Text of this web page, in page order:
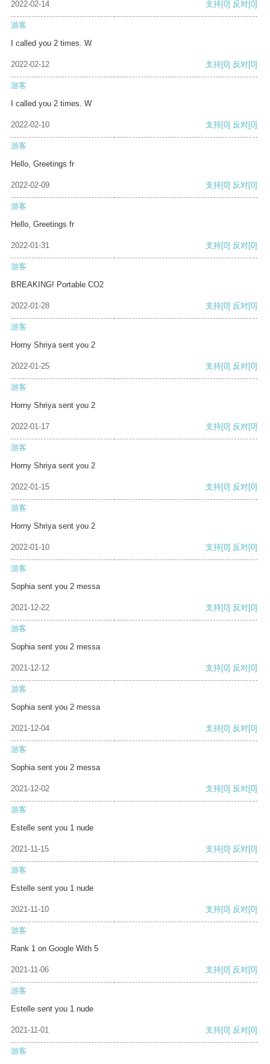
2022-02-14 支持[0] 反对[0]
游客
I called you 2 times. W
2022-02-12 支持[0] 反对[0]
游客
I called you 2 times. W
2022-02-10 支持[0] 反对[0]
游客
Hello, Greetings fr
2022-02-09 支持[0] 反对[0]
游客
Hello, Greetings fr
2022-01-31 支持[0] 反对[0]
游客
BREAKING! Portable CO2
2022-01-28 支持[0] 反对[0]
游客
Horny Shriya sent you 2
2022-01-25 支持[0] 反对[0]
游客
Horny Shriya sent you 2
2022-01-17 支持[0] 反对[0]
游客
Horny Shriya sent you 2
2022-01-15 支持[0] 反对[0]
游客
Horny Shriya sent you 2
2022-01-10 支持[0] 反对[0]
游客
Sophia sent you 2 messa
2021-12-22 支持[0] 反对[0]
游客
Sophia sent you 2 messa
2021-12-12 支持[0] 反对[0]
游客
Sophia sent you 2 messa
2021-12-04 支持[0] 反对[0]
游客
Sophia sent you 2 messa
2021-12-02 支持[0] 反对[0]
游客
Estelle sent you 1 nude
2021-11-15 支持[0] 反对[0]
游客
Estelle sent you 1 nude
2021-11-10 支持[0] 反对[0]
游客
Rank 1 on Google With 5
2021-11-06 支持[0] 反对[0]
游客
Estelle sent you 1 nude
2021-11-01 支持[0] 反对[0]
游客